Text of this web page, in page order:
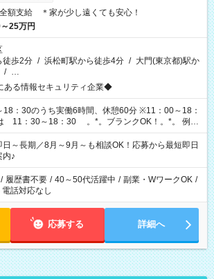
額支給 ＊家が少し遠くても安心！
25万円
徒歩2分 / 浜松町駅から徒歩4分 / 大門(東京都)駅か
/ …
る情報セキュリティ企業◆
：30のうち実働6時間、休憩60分 ※11：00～18：
18：30 。*。ブランクOK！。*。 例え
在宅/財団法人/事務/コールセンター/受付/販売/カフェ
イーツ販売/ホテルフロント/化粧品販売/など 様々な
して活躍されています♪
日～長期／8月～9月～も相談OK！応募から最短即日
内♪
/ 履歴書不要 / 40～50代活躍中 / 副業・WワークOK /
電話対応なし
応募する 詳細へ